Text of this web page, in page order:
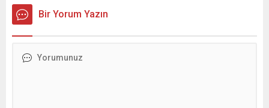
Bir Yorum Yazın